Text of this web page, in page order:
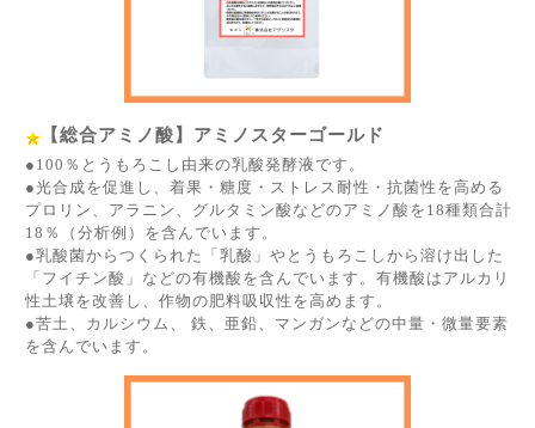
【総合アミノ酸】アミノスターゴールド
●100％とうもろこし由来の乳酸発酵液です。
●光合成を促進し、着果・糖度・ストレス耐性・抗菌性を高める
プロリン、アラニン、グルタミン酸などのアミノ酸を18種類合計
18％（分析例）を含んでいます。
●乳酸菌からつくられた「乳酸」やとうもろこしから溶け出した
「フイチン酸」などの有機酸を含んでいます。有機酸はアルカリ
性土壌を改善し、作物の肥料吸収性を高めます。
●苦土、カルシウム、 鉄、亜鉛、マンガンなどの中量・微量要素
を含んでいます。